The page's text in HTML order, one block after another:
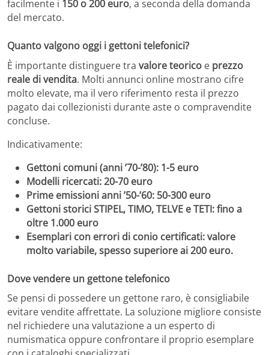
facilmente i 150 o 200 euro, a seconda della domanda
del mercato.
Quanto valgono oggi i gettoni telefonici?
È importante distinguere tra valore teorico e prezzo
reale di vendita. Molti annunci online mostrano cifre
molto elevate, ma il vero riferimento resta il prezzo
pagato dai collezionisti durante aste o compravendite
concluse.
Indicativamente:
Gettoni comuni (anni ’70-’80): 1-5 euro
Modelli ricercati: 20-70 euro
Prime emissioni anni ’50-’60: 50-300 euro
Gettoni storici STIPEL, TIMO, TELVE e TETI: fino a
oltre 1.000 euro
Esemplari con errori di conio certificati: valore
molto variabile, spesso superiore ai 200 euro.
Dove vendere un gettone telefonico
Se pensi di possedere un gettone raro, è consigliabile
evitare vendite affrettate. La soluzione migliore consiste
nel richiedere una valutazione a un esperto di
numismatica oppure confrontare il proprio esemplare